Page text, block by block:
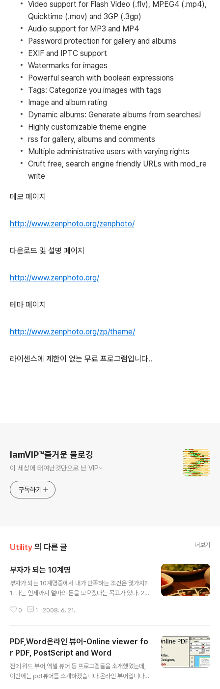
Video support for Flash Video (.flv), MPEG4 (.mp4),
Quicktime (.mov) and 3GP (.3gp)
Audio support for MP3 and MP4
Password protection for gallery and albums
EXIF and IPTC support
Watermarks for images
Powerful search with boolean expressions
Tags: Categorize you images with tags
Image and album rating
Dynamic albums: Generate albums from searches!
Highly customizable theme engine
rss for gallery, albums and comments
Multiple administrative users with varying rights
Cruft free, search engine friendly URLs with mod_re
write
데모 페이지
http://www.zenphoto.org/zenphoto/
다운로드 및 설명 페이지
http://www.zenphoto.org/
테마 페이지
http://www.zenphoto.org/zp/theme/
라이센스에 제한이 없는 무료 프로그램입니다..
IamVIP™즐거운 블로깅
이 세상에 태여난것만으로 난 VIP~
구독하기
Utility 의 다른 글 더보기
부자가 되는 10계명
부자가 되는 10계명중에서 내가 만족하는 조건은 몇가지?
1. 나는 언제까지 얼마의 돈을 모으겠다는 목표가 있다. 2.
하지 않고 계속 정진하고 있다. 3. 나에게 다가오는 문제(시
앗아가지 못한다. 4. 나는 꼭 부자가 되어야 겠다고 생각하
고 매일 아침저녁으로 다짐하고 큰소리로 외치면서 하루를
시작한다. 5. 내가 있는 지금의 상황과 처지는 국가나 사회
나 부모님의 책임이 아니라 모두 나의 책임이라고 생각한
다. 6. 나는 부자가 되기 위하여 내 온몸과 정신의 노력을
0 1 2008. 6. 21.
PDF,Word온라인 뷰어-Online viewer fo
r PDF, PostScript and Word
전에 워드 뷰어,엑셀 뷰어 등 프로그램들을 소개했었는데,
이번에는 pdf뷰어를 소개하겠습니다.온라인 뷰어입니다.